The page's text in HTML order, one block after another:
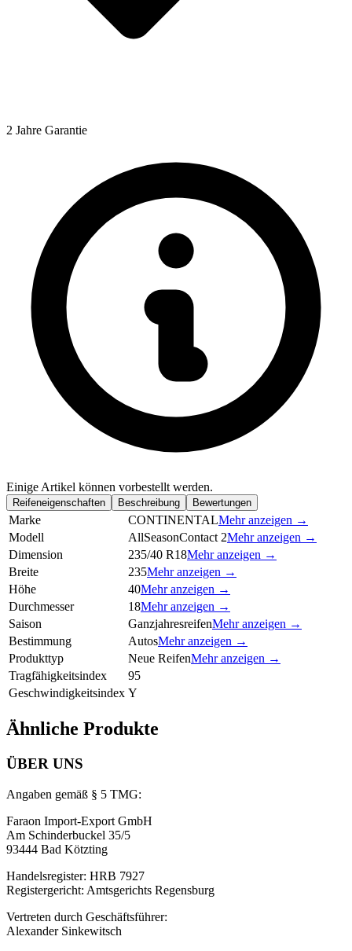
2 Jahre Garantie
Einige Artikel können vorbestellt werden.
Reifeneigenschaften Beschreibung Bewertungen
Marke CONTINENTALMehr anzeigen →
Modell
AllSeasonContact 2Mehr anzeigen →
Dimension
235/40 R18Mehr anzeigen →
Breite
235Mehr anzeigen →
Höhe
40Mehr anzeigen →
Durchmesser
18Mehr anzeigen →
Saison
GanzjahresreifenMehr anzeigen →
Bestimmung
AutosMehr anzeigen →
Produkttyp
Neue ReifenMehr anzeigen →
Tragfähigkeitsindex
95
Geschwindigkeitsindex Y
Ähnliche Produkte
ÜBER UNS
Angaben gemäß § 5 TMG:
Faraon Import-Export GmbH
Am Schinderbuckel 35/5
93444 Bad Kötzting
Handelsregister: HRB 7927
Registergericht: Amtsgerichts Regensburg
Vertreten durch Geschäftsführer:
Alexander Sinkewitsch